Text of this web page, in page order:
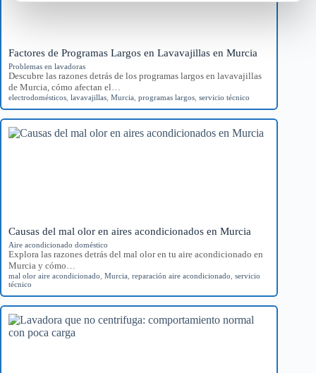
Factores de Programas Largos en Lavavajillas en Murcia
Problemas en lavadoras
Descubre las razones detrás de los programas largos en lavavajillas
de Murcia, cómo afectan el…
electrodomésticos lavavajillas Murcia programas largos servicio técnico
Causas del mal olor en aires acondicionados en Murcia
Aire acondicionado doméstico
Explora las razones detrás del mal olor en tu aire acondicionado en
Murcia y cómo…
mal olor aire acondicionado Murcia reparación aire acondicionado servicio
técnico